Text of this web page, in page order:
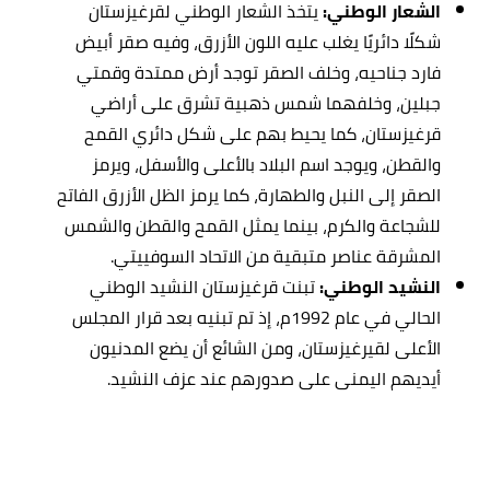
الشعار الوطني:يتخذ الشعار الوطني لقرغيزستان
شكلًا دائريًا يغلب عليه اللون الأزرق، وفيه صقر أبيض
فارد جناحيه، وخلف الصقر توجد أرض ممتدة وقمتي
جبلين، وخلفهما شمس ذهبية تشرق على أراضي
قرغيزستان، كما يحيط بهم على شكل دائري القمح
والقطن، ويوجد اسم البلاد بالأعلى والأسفل، ويرمز
الصقر إلى النبل والطهارة، كما يرمز الظل الأزرق الفاتح
للشجاعة والكرم، بينما يمثل القمح والقطن والشمس
المشرقة عناصر متبقية من الاتحاد السوفييتي.
النشيد الوطني:تبنت قرغيزستان النشيد الوطني
الحالي في عام 1992م، إذ تم تبنيه بعد قرار المجلس
الأعلى لقيرغيزستان، ومن الشائع أن يضع المدنيون
أيديهم اليمنى على صدورهم عند عزف النشيد.